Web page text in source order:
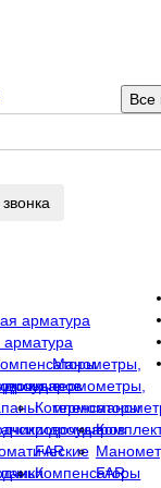
Все
арматура
Компенсаторы
гидроударов
FAR
Компенсаторы
Манометры,
термометры,
FAR